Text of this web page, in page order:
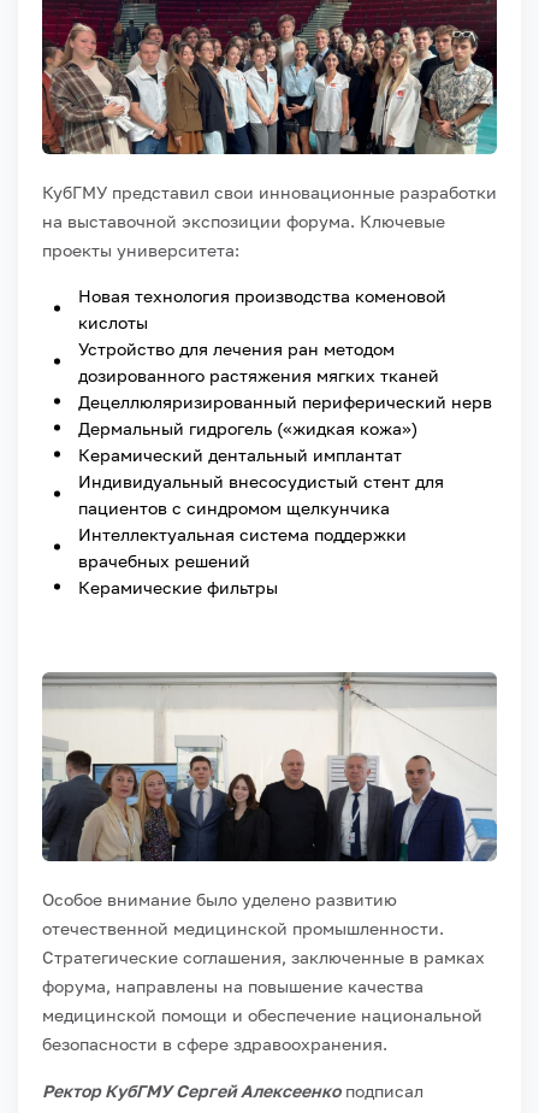
КубГМУ представил свои инновационные разработки
на выставочной экспозиции форума. Ключевые
проекты университета:
Новая технология производства коменовой
кислоты
Устройство для лечения ран методом
дозированного растяжения мягких тканей
Децеллюляризированный периферический нерв
Дермальный гидрогель («жидкая кожа»)
Керамический дентальный имплантат
Индивидуальный внесосудистый стент для
пациентов с синдромом щелкунчика
Интеллектуальная система поддержки
врачебных решений
Керамические фильтры
Особое внимание было уделено развитию
отечественной медицинской промышленности.
Стратегические соглашения, заключенные в рамках
форума, направлены на повышение качества
медицинской помощи и обеспечение национальной
безопасности в сфере здравоохранения.
Ректор КубГМУ Сергей Алексеенкоподписал